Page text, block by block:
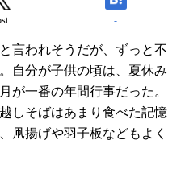
-
言われそうだが、ずっと不
自分が子供の頃は、夏休み
が一番の年間行事だった。
しそばはあまり食べた記憶
凧揚げや羽子板などもよく